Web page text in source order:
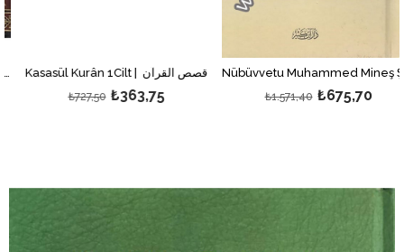
Kasasül Kurân 1Cilt | قصص القرآن
₺363,75
₺727,50
Nübüvvetu Muhammed Mineş Şek İlel Yakin 1Cilt | نبوة محمد
₺675,70
₺1.571,40